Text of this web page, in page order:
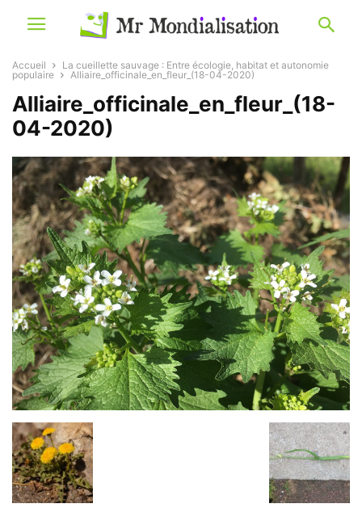
Accueil
La cueillette sauvage : Entre écologie, habitat et autonomie
populaire
Alliaire_officinale_en_fleur_(18-04-2020)
Alliaire_officinale_en_fleur_(18-
04-2020)